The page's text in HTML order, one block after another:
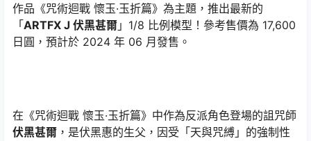
作品《咒術迴戰 懷玉·玉折篇》為主題，推出最新的
「ARTFX J 伏黑甚爾 」1/8 比例模型！參考售價為 17,600
日圓，預計於 2024 年 06 月發售。
在《咒術迴戰 懷玉·玉折篇》中作為反派角色登場的詛咒師
伏黑甚爾 ，是伏黑惠的生父，因受「天與咒縛」的強制性